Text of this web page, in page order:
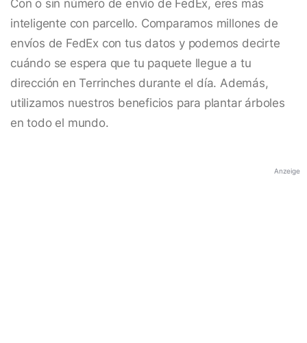
Con o sin número de envío de FedEx, eres más
inteligente con parcello. Comparamos millones de
envíos de FedEx con tus datos y podemos decirte
cuándo se espera que tu paquete llegue a tu
dirección en Terrinches durante el día. Además,
utilizamos nuestros beneficios para plantar árboles
en todo el mundo.
Anzeige